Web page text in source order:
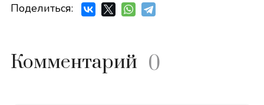
Поделиться:
Комментарий 0